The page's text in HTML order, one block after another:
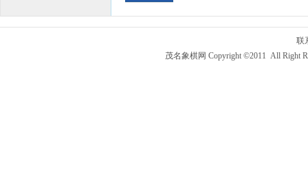
联
茂名象棋网 Copyright ©2011 All Right